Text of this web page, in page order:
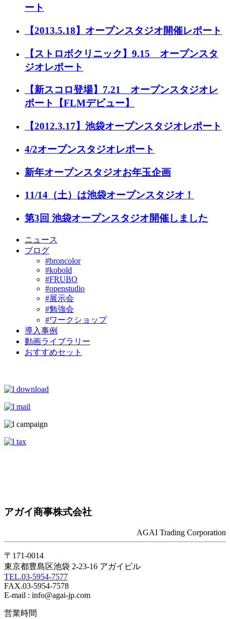
ート
【2013.5.18】オープンスタジオ開催レポート
【ストロボクリニック】9.15 オープンスタ
ジオレポート
【新スコロ登場】7.21 オープンスタジオレ
ポート【FLMデビュー】
【2012.3.17】池袋オープンスタジオレポート
4/2オープンスタジオレポート
新年オープンスタジオお年玉企画
11/14（土）は池袋オープンスタジオ！
第3回 池袋オープンスタジオ開催しました
ニュース
ブログ
#broncolor
#kobold
#FRUBO
#openstudio
#展示会
#勉強会
#ワークショップ
導入事例
動画ライブラリー
おすすめセット
アガイ商事株式会社
AGAI Trading Corporation
〒171-0014
東京都豊島区池袋 2-23-16 アガイビル
TEL.03-5954-7577
FAX.03-5954-7578
E-mail : info@agai-jp.com
営業時間